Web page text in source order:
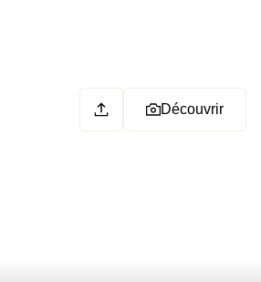
Découvrir